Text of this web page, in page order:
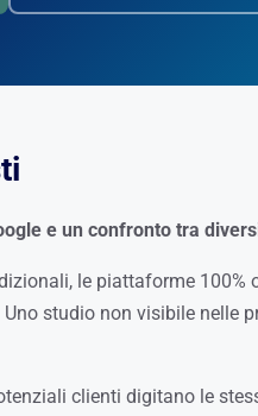
e un confronto tra
le piattaforme 100%
Uno studio non visibile nelle
clienti digitano le